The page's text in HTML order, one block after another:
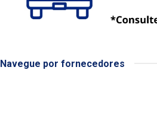
Navegue por fornecedores